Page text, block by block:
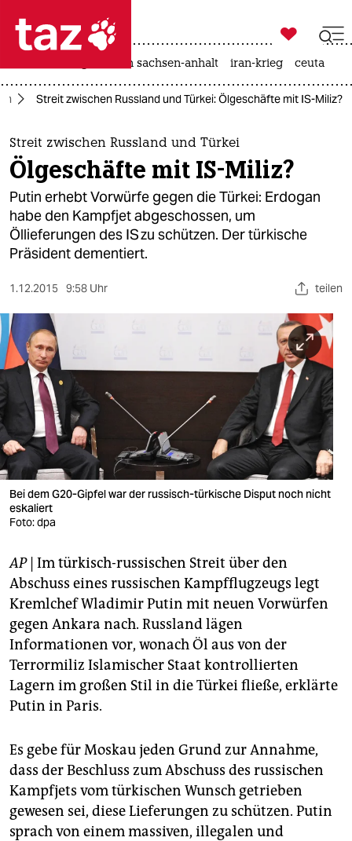
 taz zahl ich
taz zahl ich
themen
politik
öko
gesellschaft
kultur
sport
berlin
nord
wahrheit
verlag
verlag
veranstaltungen
fragen & hilfe
unterstützen
abo
genossenschaft
epaper login

taz zahl ich
landtagswahl in sachsen-anhalt iran-krieg ceuta
Streit zwischen Russland und Türkei: Ölgeschäfte mit IS-Miliz?
Streit zwischen Russland und Türkei
Ölgeschäfte mit IS-Miliz?
Putin erhebt Vorwürfe gegen die Türkei: Erdogan
habe den Kampfjet abgeschossen, um
Öllieferungen des IS zu schützen. Der türkische
Präsident dementiert.
1.12.2015 9:58 Uhr teilen
Bei dem G20-Gipfel war der russisch-türkische Disput noch nicht
eskaliert
Foto: dpa
AP| Im türkisch-russischen Streit über den
Abschuss eines russischen Kampfflugzeugs legt
Kremlchef Wladimir Putin mit neuen Vorwürfen
gegen Ankara nach. Russland lägen
Informationen vor, wonach Öl aus von der
Terrormiliz Islamischer Staat kontrollierten
Lagern im großen Stil in die Türkei fließe, erklärte
Putin in Paris.
Es gebe für Moskau jeden Grund zur Annahme,
dass der Beschluss zum Abschuss des russischen
Kampfjets vom türkischen Wunsch getrieben
gewesen sei, diese Lieferungen zu schützen. Putin
sprach von einem massiven, illegalen und